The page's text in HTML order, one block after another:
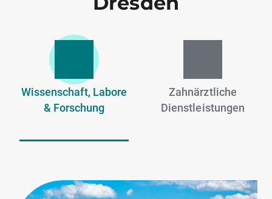
Wissenschaft, Labore
& Forschung
Zahnärztliche
Dienstleistungen